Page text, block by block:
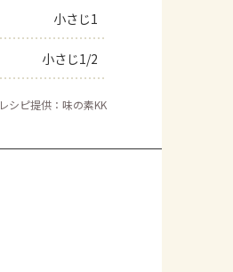
小さじ1
小さじ1/2
レシピ提供：味の素KK